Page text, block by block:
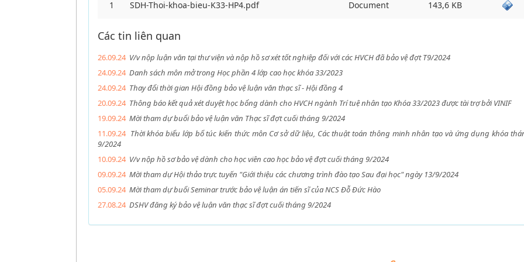
1 SDH-Thoi-khoa-bieu-K33-HP4.pdf Document 143,6 KB
Các tin liên quan
26.09.24 V/v nộp luận văn tại thư viện và nộp hồ sơ xét tốt nghiệp đối với các HVCH đã bảo vệ đợt T9/2024
24.09.24 Danh sách môn mở trong Học phần 4 lớp cao học khóa 33/2023
24.09.24 Thay đổi thời gian Hội đồng bảo vệ luận văn thạc sĩ - Hội đồng 4
20.09.24 Thông báo kết quả xét duyệt học bổng dành cho HVCH ngành Trí tuệ nhân tạo Khóa 33/2023 được tài trợ bởi VINIF
19.09.24 Mời tham dự buổi bảo vệ luận văn Thạc sĩ đợt cuối tháng 9/2024
11.09.24 Thời khóa biểu lớp bổ túc kiến thức môn Cơ sở dữ liệu, Các thuật toán thông minh nhân tạo và ứng dụng khóa
9/2024
10.09.24 V/v nộp hồ sơ bảo vệ dành cho học viên cao học bảo vệ đợt cuối tháng 9/2024
09.09.24 Mời tham dự Hội thảo trực tuyến "Giới thiệu các chương trình đào tạo Sau đại học" ngày 13/9/2024
05.09.24 Mời tham dự buổi Seminar trước bảo vệ luận án tiến sĩ của NCS Đỗ Đức Hào
27.08.24 DSHV đăng ký bảo vệ luận văn thạc sĩ đợt cuối tháng 9/2024